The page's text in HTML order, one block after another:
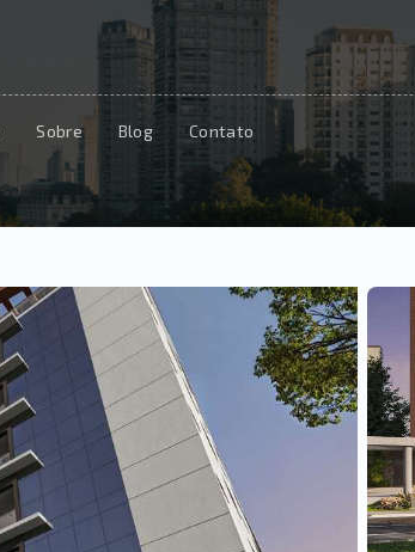
Sobre Blog Contato